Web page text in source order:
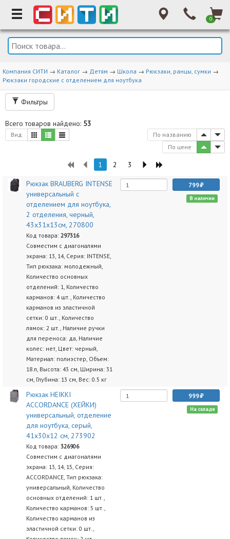
0
Компания СИТИ → Каталог → Детям → Школа → Рюкзаки, ранцы, сумки →
Рюкзаки городские с отделением для ноутбука
Фильтры
Всего товаров найдено: 53
Вид
По названию
По цене
1 2 3
Рюкзак BRAUBERG INTENSE
универсальный с
отделением для ноутбука,
2 отделения, черный,
43х31х13см, 270800
Код товара: 297316
Совместим с диагоналями
экрана: 13, 14, Серия: INTENSE,
Тип рюкзака: молодежный,
Количество основных
отделений: 1, Количество
карманов: 4 шт., Количество
карманов из эластичной
сетки: 0 шт., Количество
лямок: 2 шт., Наличие ручки
для переноса: да, Наличие
колес: нет, Цвет: черный,
Материал: полиэстер, Объем:
18 л, Высота: 43 см, Ширина: 31
см, Глубина: 13 см, Вес: 0.5 кг
799
В наличии
Рюкзак HEIKKI
ACCORDANCE (ХЕЙКИ)
универсальный, отделение
для ноутбука, серый,
41х30x12 см, 273902
Код товара: 326906
Совместим с диагоналями
экрана: 13, 14, 15, Серия:
ACCORDANCE, Тип рюкзака:
универсальный, Количество
основных отделений: 1 шт.,
Количество карманов: 5 шт.,
Количество карманов из
эластичной сетки: 0 шт.,
999
На складе